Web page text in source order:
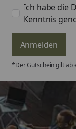
Ich habe die
Kenntnis
Anmelden
*Der Gutschein gilt ab